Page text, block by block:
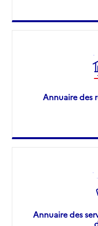
Annuaire des
Annuaire des